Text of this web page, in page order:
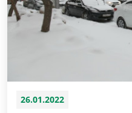
26.01.2022